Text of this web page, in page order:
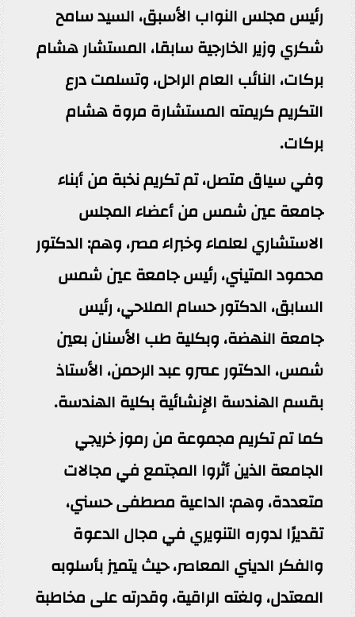
رئيس مجلس النواب الأسبق، السيد سامح
شكري وزير الخارجية سابقا، المستشار هشام
بركات، النائب العام الراحل، وتسلمت درع
التكريم كريمته المستشارة مروة هشام
بركات.
وفي سياق متصل، تم تكريم نخبة من أبناء
جامعة عين شمس من أعضاء المجلس
الاستشاري لعلماء وخبراء مصر، وهم: الدكتور
محمود المتيني، رئيس جامعة عين شمس
السابق، الدكتور حسام الملاحي، رئيس
جامعة النهضة، وبكلية طب الأسنان بعين
شمس، الدكتور عمرو عبد الرحمن، الأستاذ
بقسم الهندسة الإنشائية بكلية الهندسة.
كما تم تكريم مجموعة من رموز خريجي
الجامعة الذين أثروا المجتمع في مجالات
متعددة، وهم: الداعية مصطفى حسني،
تقديرًا لدوره التنويري في مجال الدعوة
والفكر الديني المعاصر، حيث يتميز بأسلوبه
المعتدل، ولغته الراقية، وقدرته على مخاطبة